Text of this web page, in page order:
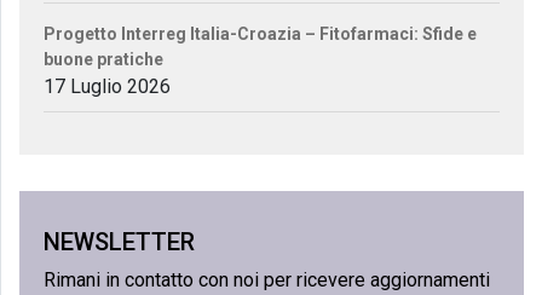
Progetto Interreg Italia-Croazia – Fitofarmaci: Sfide e
buone pratiche
17 Luglio 2026
NEWSLETTER
Rimani in contatto con noi per ricevere aggiornamenti